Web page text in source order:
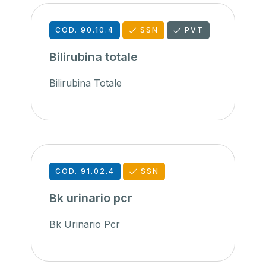
COD. 90.10.4 SSN PVT
Bilirubina totale
Bilirubina Totale
COD. 91.02.4 SSN
Bk urinario pcr
Bk Urinario Pcr